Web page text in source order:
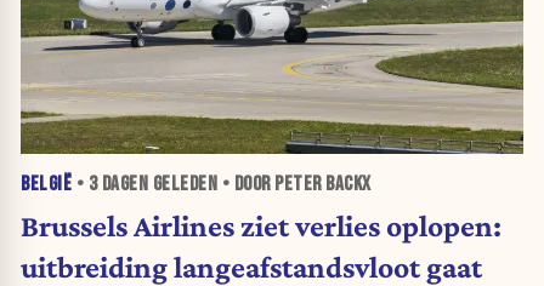
BELGIË • 3 DAGEN GELEDEN • DOOR PETER BACKX
Brussels Airlines ziet verlies oplopen:
uitbreiding langeafstandsvloot gaat